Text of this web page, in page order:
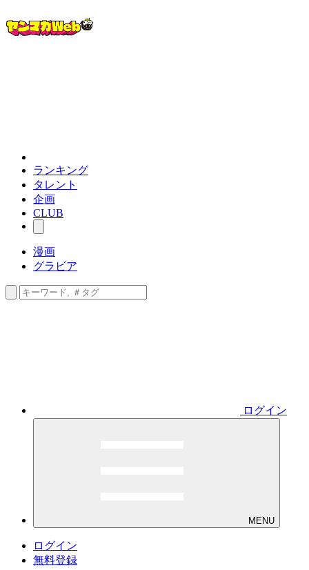
ランキング
タレント
企画
CLUB
漫画
グラビア
ログイン
MENU
ログイン
無料登録